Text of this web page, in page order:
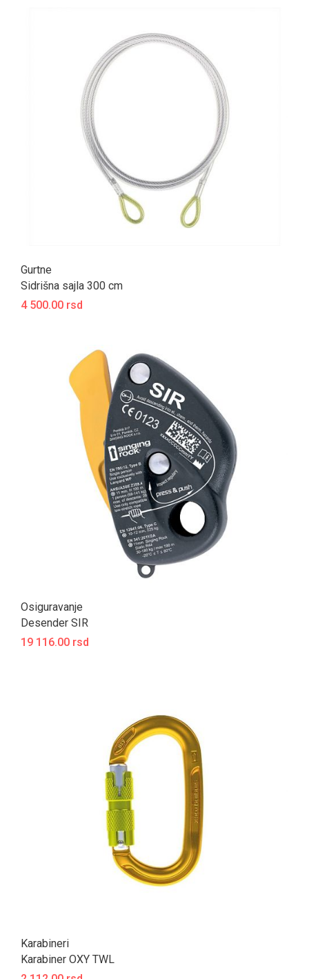
Gurtne
Sidrišna sajla 300 cm
4 500.00 rsd
Osiguravanje
Desender SIR
19 116.00 rsd
Karabineri
Karabiner OXY TWL